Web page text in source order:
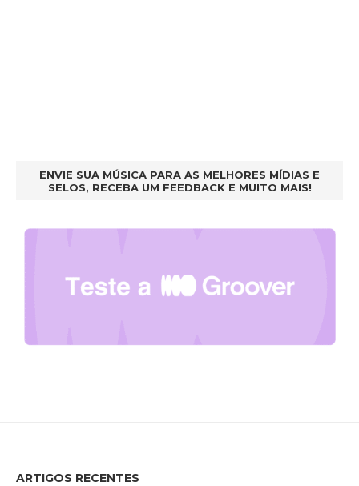
ENVIE SUA MÚSICA PARA AS MELHORES MÍDIAS E
SELOS, RECEBA UM FEEDBACK E MUITO MAIS!
ARTIGOS RECENTES